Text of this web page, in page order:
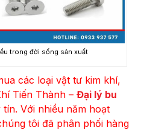
trong đời sống sản xuất
các loại vật tư kim khí,
Tiến Thành – Đại lý bu
tín. Với nhiều năm hoạt
tôi đã phân phối hàng